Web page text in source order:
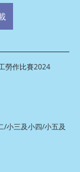
勞作比賽2024
/小三及小四/小五及